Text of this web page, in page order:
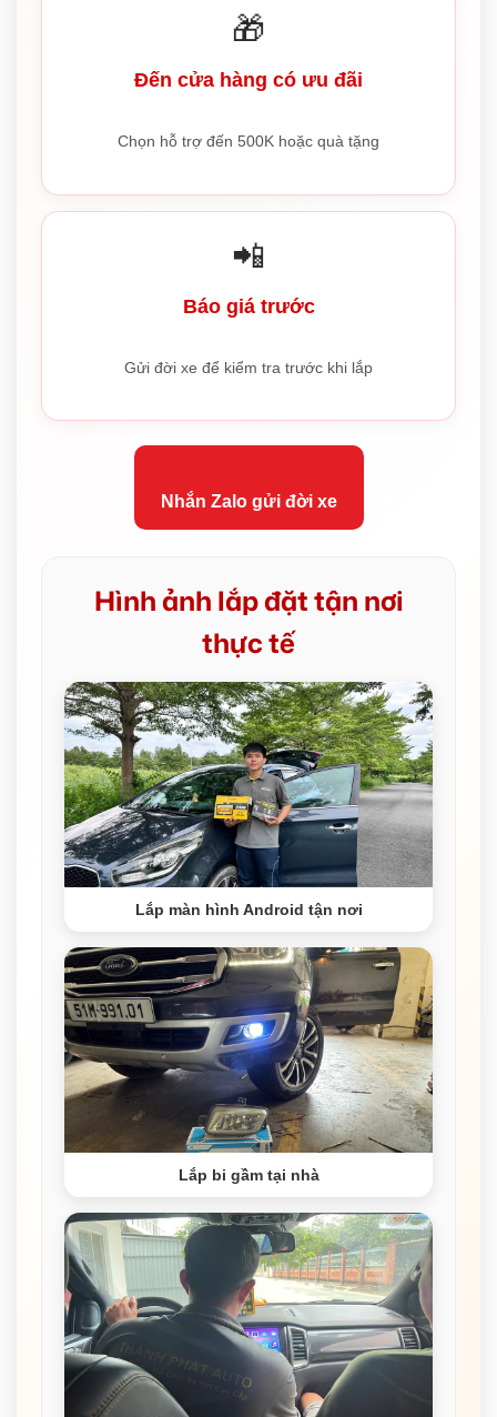
🎁
Đến cửa hàng có ưu đãi
Chọn hỗ trợ đến 500K hoặc quà tặng
📲
Báo giá trước
Gửi đời xe để kiểm tra trước khi lắp
Nhắn Zalo gửi đời xe
Hình ảnh lắp đặt tận nơi
thực tế
Lắp màn hình Android tận nơi
Lắp bi gầm tại nhà